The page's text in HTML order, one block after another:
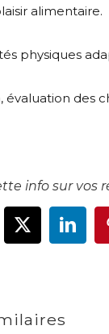
alimentaire.
physiques
évaluation des
info sur vos
X